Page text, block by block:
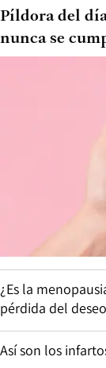
Píldora del
nunca se
¿Es la
pérdida del
Así son los